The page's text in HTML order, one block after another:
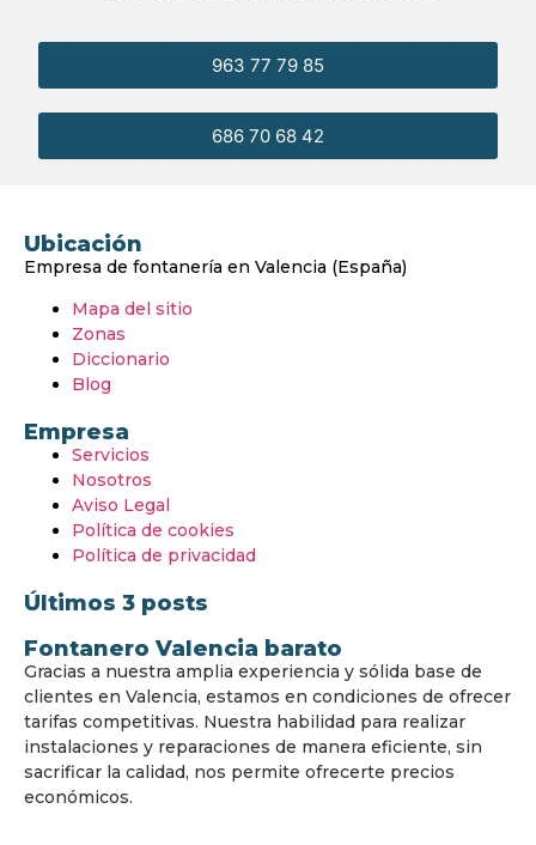
686 70 68 42
963 77 79 85
Ubicación
Empresa de fontanería en Valencia (España)
Mapa del sitio
Zonas
Diccionario
Blog
Empresa
Servicios
Nosotros
Aviso Legal
Política de cookies
Política de privacidad
Últimos 3 posts
Fontanero Valencia barato
Gracias a nuestra amplia experiencia y sólida base de
clientes en Valencia, estamos en condiciones de ofrecer
tarifas competitivas. Nuestra habilidad para realizar
instalaciones y reparaciones de manera eficiente, sin
sacrificar la calidad, nos permite ofrecerte precios
económicos.